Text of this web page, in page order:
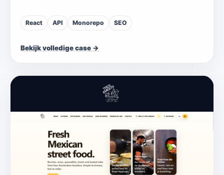
React API Monorepo SEO
Bekijk volledige case →